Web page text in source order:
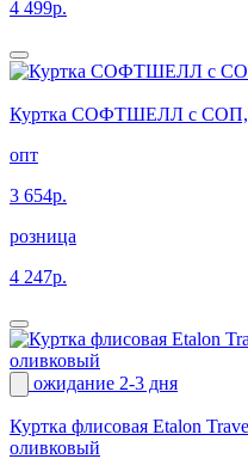
4 499р.
Куртка СОФТШЕЛЛ с СОП,
опт
3 654р.
розница
4 247р.
ожидание 2-3 дня
Куртка флисовая Etalon
оливковый